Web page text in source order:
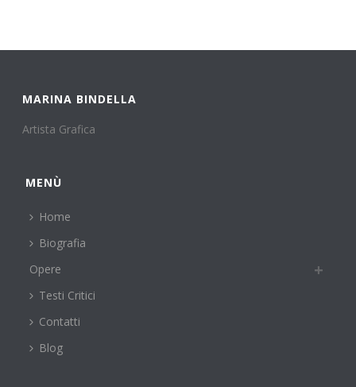
MARINA BINDELLA
Artista Grafica
MENÙ
Home
Biografia
Opere
Testi Critici
Contatti
Blog